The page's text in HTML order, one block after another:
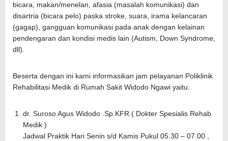
bicara, makan/menelan, afasia (masalah komunikasi) dan
disartria (bicara pelo) paska stroke, suara, irama kelancaran
(gagap), gangguan komunikasi pada anak dengan kelainan
pendengaran dan kondisi medis lain (Autism, Down Syndrome,
dll).
Beserta dengan ini kami informasikan jam pelayanan Poliklinik
Rehabilitasi Medik di Rumah Sakit Widodo Ngawi yaitu:
dr. Suroso Agus Widodo .Sp.KFR ( Dokter Spesialis Rehab
Medik )
Jadwal Praktik Hari Senin s/d Kamis Pukul 05.30 – 07.00 ,